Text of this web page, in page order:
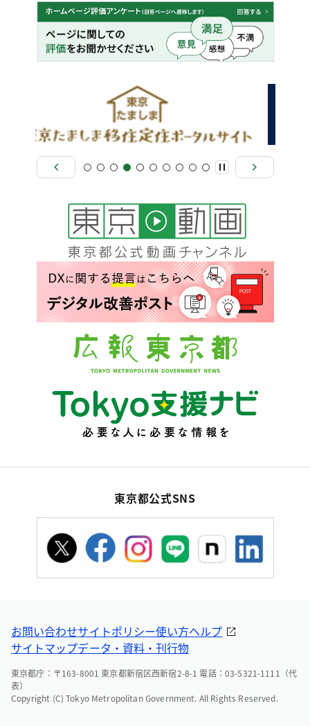
東京都公式SNS
お問い合わせサイトポリシー使い方ヘルプ
サイトマップデータ・資料・刊行物
東京都庁：〒163-8001 東京都新宿区西新宿2-8-1 電話：03-5321-1111（代
表）
Copyright (C) Tokyo Metropolitan Government. All Rights Reserved.